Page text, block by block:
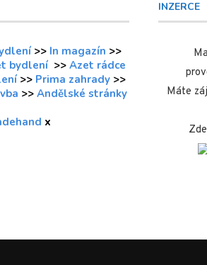
>> In magazín >>
bydlení >> Azet rádce
>> Prima zahrady >>
>> Andělské stránky
x
INZERCE
Máte